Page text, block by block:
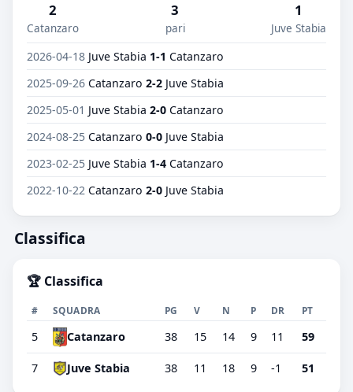
2
Catanzaro
3
pari
1
Juve Stabia
2026-04-18 Juve Stabia 1-1 Catanzaro
2025-09-26 Catanzaro 2-2 Juve Stabia
2025-05-01 Juve Stabia 2-0 Catanzaro
2024-08-25 Catanzaro 0-0 Juve Stabia
2023-02-25 Juve Stabia 1-4 Catanzaro
2022-10-22 Catanzaro 2-0 Juve Stabia
Classifica
🏆 Classifica
# SQUADRA PG V N P DR PT
5 Catanzaro 38 15 14 9 11 59
7 Juve Stabia 38 11 18 9 -1 51